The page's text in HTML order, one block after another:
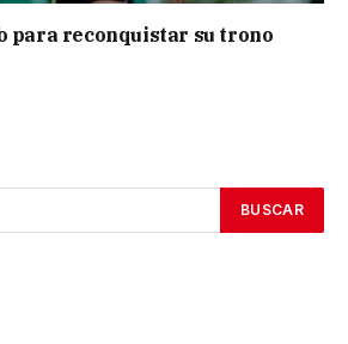
para reconquistar su trono